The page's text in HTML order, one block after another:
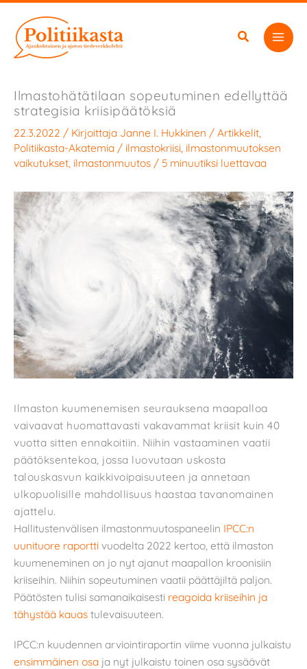
sisältöön
Ilmastohätätilaan sopeutuminen edellyttää
strategisia kriisipäätöksiä
22.3.2022 / Kirjoittaja Janne I. Hukkinen / Artikkelit
Politiikasta-Akatemia / ilmastokriisi ilmastonmuutoksen
vaikutukset ilmastonmuutos / 5 minuutiksi luettavaa
Ilmaston kuumenemisen seurauksena maapalloa
vaivaavat huomattavasti vakavammat kriisit kuin 40
vuotta sitten ennakoitiin. Niihin vastaaminen vaatii
päätöksentekoa, jossa luovutaan uskosta
talouskasvun kaikkivoipaisuuteen ja annetaan
ulkopuolisille mahdollisuus haastaa tavanomainen
ajattelu.
Hallitustenvälisen ilmastonmuutospaneelin IPCC:n
uunituore raportti vuodelta 2022 kertoo, että ilmaston
kuumeneminen on jo nyt ajanut maapallon kroonisiin
kriiseihin. Niihin sopeutuminen vaatii päättäjiltä paljon.
Päätösten tulisi samanaikaisesti reagoida kriiseihin ja
tähystää kauas tulevaisuuteen.
IPCC:n kuudennen arviointiraportin viime vuonna julkaistu
ensimmäinen osa ja nyt julkaistu toinen osa sysäävät